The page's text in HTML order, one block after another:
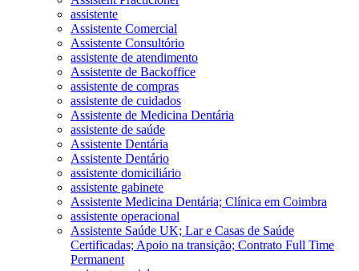
assistente
Assistente Comercial
Assistente Consultório
assistente de atendimento
Assistente de Backoffice
assistente de compras
assistente de cuidados
Assistente de Medicina Dentária
assistente de saúde
Assistente Dentária
Assistente Dentário
assistente domiciliário
assistente gabinete
Assistente Medicina Dentária; Clínica em Coimbra
assistente operacional
Assistente Saúde UK; Lar e Casas de Saúde
Certificadas; Apoio na transição; Contrato Full Time
Permanent